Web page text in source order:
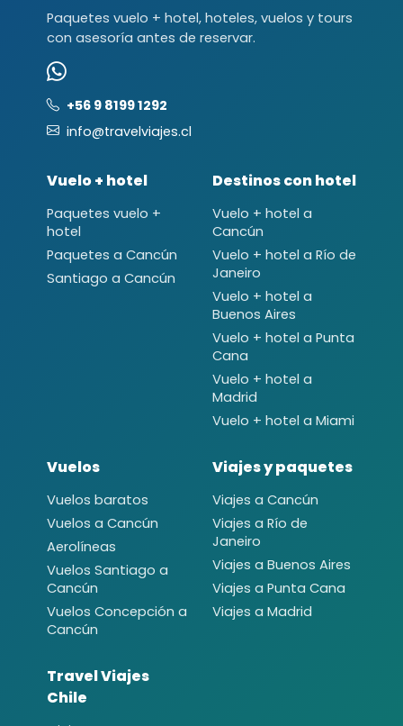
Paquetes vuelo + hotel, hoteles, vuelos y tours
con asesoría antes de reservar.
+56 9 8199 1292
info@travelviajes.cl
Vuelo + hotel
Paquetes vuelo +
hotel
Paquetes a Cancún
Santiago a Cancún
Destinos con hotel
Vuelo + hotel a
Cancún
Vuelo + hotel a Río de
Janeiro
Vuelo + hotel a
Buenos Aires
Vuelo + hotel a Punta
Cana
Vuelo + hotel a
Madrid
Vuelo + hotel a Miami
Vuelos
Vuelos baratos
Vuelos a Cancún
Aerolíneas
Vuelos Santiago a
Cancún
Vuelos Concepción a
Cancún
Viajes y paquetes
Viajes a Cancún
Viajes a Río de
Janeiro
Viajes a Buenos Aires
Viajes a Punta Cana
Viajes a Madrid
Travel Viajes
Chile